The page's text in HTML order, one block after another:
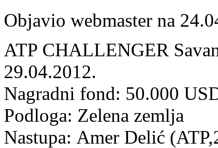
Objavio webmaster na
ATP CHALLENGER
29.04.2012.
Nagradni fond: 50.000
Podloga: Zelena zemlja
Nastupa: Amer Delić